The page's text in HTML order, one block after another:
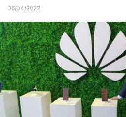
06/04/2022